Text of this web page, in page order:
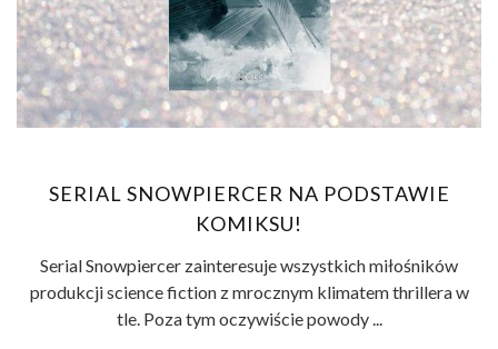
SERIAL SNOWPIERCER NA PODSTAWIE
KOMIKSU!
Serial Snowpiercer zainteresuje wszystkich miłośników
produkcji science fiction z mrocznym klimatem thrillera w
tle. Poza tym oczywiście powody ...